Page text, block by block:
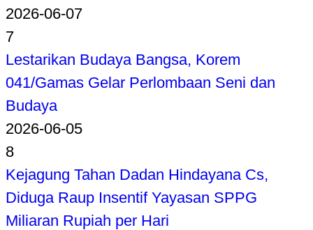
2026-06-07
7
Lestarikan Budaya Bangsa, Korem
041/Gamas Gelar Perlombaan Seni dan
Budaya
2026-06-05
8
Kejagung Tahan Dadan Hindayana Cs,
Diduga Raup Insentif Yayasan SPPG
Miliaran Rupiah per Hari